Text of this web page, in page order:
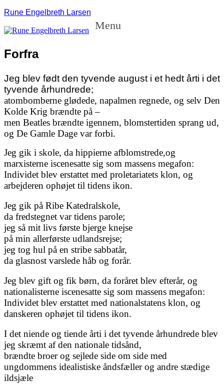
Rune Engelbreth Larsen
Menu
Forfra
Jeg blev født den tyvende august i et hedt årti i det
tyvende århundrede;
atombomberne glødede, napalmen regnede, og selv Den
Kolde Krig brændte på –
men Beatles brændte igennem, blomstertiden sprang ud,
og De Gamle Dage var forbi.
Jeg gik i skole, da hippierne afblomstrede,og
marxisterne iscenesatte sig som massens megafon:
Individet blev erstattet med proletariatets klon, og
arbejderen ophøjet til tidens ikon.
Jeg gik på Ribe Katedralskole,
da fredstegnet var tidens parole;
jeg så mit livs første bjerge knejse
på min allerførste udlandsrejse;
jeg tog hul på en stribe sabbatår,
da glasnost varslede håb og forår.
Jeg blev gift og fik børn, da foråret blev efterår, og
nationalisterne iscenesatte sig som massens megafon:
Individet blev erstattet med nationalstatens klon, og
danskeren ophøjet til tidens ikon.
I det niende og tiende årti i det tyvende århundrede blev
jeg skræmt af den nationale tidsånd,
brændte broer og sejlede side om side med
ungdommens idealistiske åndsfæller og andre stædige
ildsjæle